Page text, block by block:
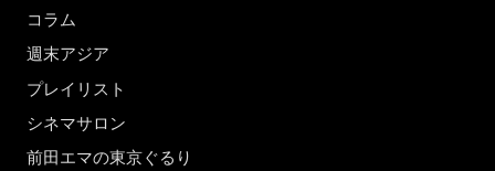
コラム
週末アジア
プレイリスト
シネマサロン
前田エマの東京ぐるり